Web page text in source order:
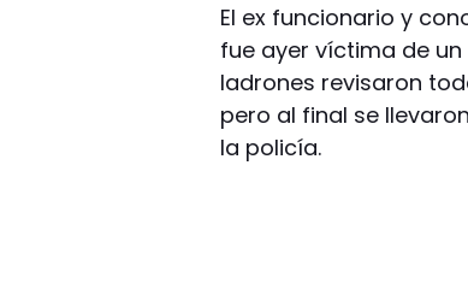
El ex funcionario y
fue ayer víctima de
ladrones revisaron
pero al final se
la policía.